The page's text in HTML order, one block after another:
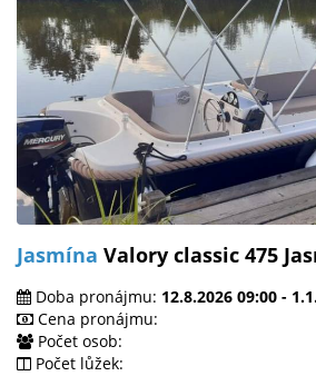
Jasmína Valory classic 475
Doba pronájmu: 12.8.2026 09:00 -
Cena pronájmu:
Počet osob:
Počet lůžek: